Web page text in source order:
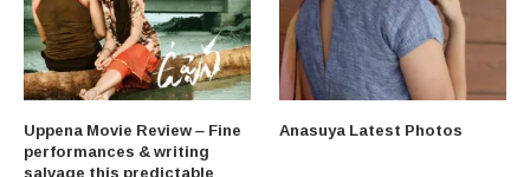
Uppena Movie Review – Fine
performances & writing
Anasuya Latest Photos